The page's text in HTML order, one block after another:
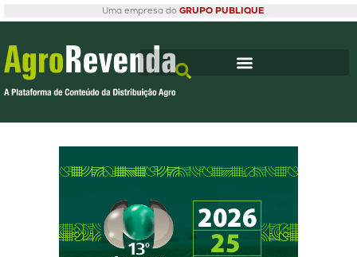
Uma empresa do GRUPO PUBLIQUE